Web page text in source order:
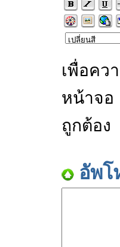
เพื่อคว
หน้าจอ
ถูกต้อง
อัพโ